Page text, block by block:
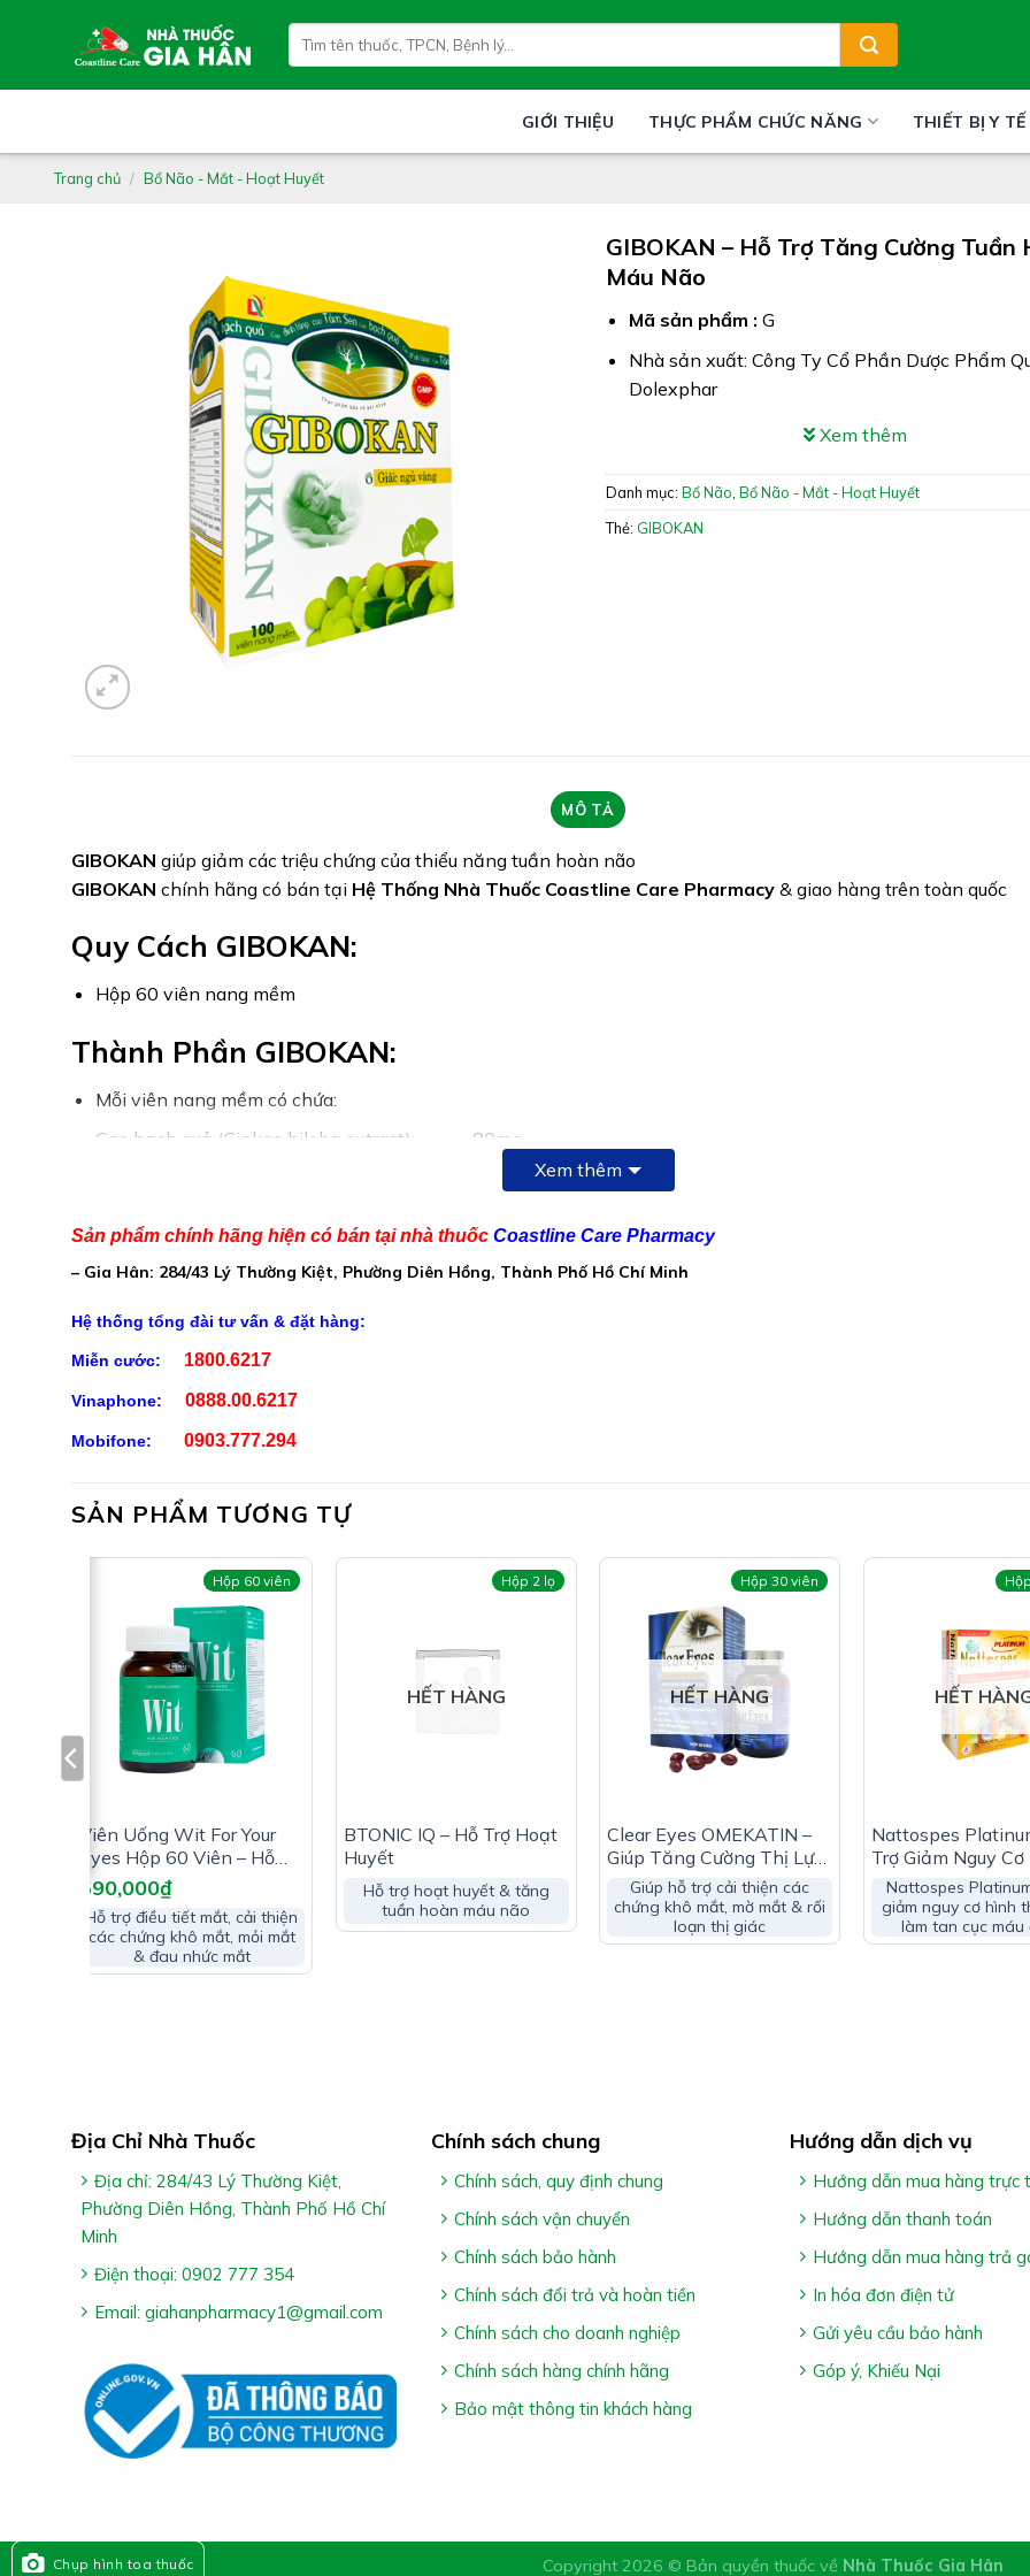
kiếm:
GIỚI THIỆU THỰC PHẨM CHỨC NĂNG THIẾT BỊ Y TẾ
Trang chủ / Bổ Não - Mắt - Hoạt Huyết
GIBOKAN – Hỗ Trợ Tăng Cường Tuần
Máu Não
Mã sản phẩm : G
Nhà sản xuất: Công Ty Cổ Phần Dược Phẩm
Dolexphar
Công dụng: GIBOKAN giúp giảm các triệu
Xuất xứ: Việt Nam
Giấy phép: 6737/2021/ĐKSP
Xem thêm
Danh mục: Bổ Não Bổ Não - Mắt - Hoạt Huyết
Thẻ: GIBOKAN
MÔ TẢ
GIBOKAN giúp giảm các triệu chứng của thiểu năng tuần hoàn não
GIBOKAN chính hãng có bán tại Hệ Thống Nhà Thuốc Coastline Care Pharmacy & giao hàng trên toàn quốc
Quy Cách GIBOKAN:
Hộp 60 viên nang mềm
Thành Phần GIBOKAN:
Mỗi viên nang mềm có chứa:
Cao bạch quả (Ginkgo biloba extract):…………..80mg
Cao tâm sen:………………………………………………10mg
Cao lạc tiên:………………………………………………..10mg
nước tinh khiết vừa đủ 1 viên
Công Dụng GIBOKAN:
Hỗ trợ hoạt huyết & tăng cường tuần hoàn máu não
Giúp giảm các triệu chứng của thiểu năng tuần hoàn não
Hỗ trợ giảm nguy cơ di chứng sau tai biến mạch máu não do tắc mạch
Người có các biểu hiện: Mệt mỏi, đau đầu, mất ngủ, hoa mắt, chóng mặt, suy nhược thần kinh, hội chứng tiền
Xem thêm
Sản phẩm chính hãng hiện có bán tại nhà thuốc Coastline Care Pharmacy
– Gia Hân: 284/43 Lý Thường Kiệt, Phường Diên Hồng, Thành Phố Hồ Chí Minh
Hệ thống tổng đài tư vấn & đặt hàng:
Miễn cước: 1800.6217
Vinaphone: 0888.00.6217
Mobifone: 0903.777.294
SẢN PHẨM TƯƠNG TỰ
Hộp 60 viên
Viên Uống Wit For Your
Eyes Hộp 60 Viên – Hỗ
Trợ Tăng Cường Thị Lực
590,000₫
Hỗ trợ điều tiết mắt, cải thiện
các chứng khô mắt, mỏi mắt
& đau nhức mắt
Hộp 2 lọ
HẾT HÀNG
BTONIC IQ – Hỗ Trợ Hoạt
Huyết
Hỗ trợ hoạt huyết & tăng
tuần hoàn máu não
Hộp 30 viên
HẾT HÀNG
Clear Eyes OMEKATIN –
Giúp Tăng Cường Thị Lực
Cho Người Cận Thị
Giúp hỗ trợ cải thiện các
chứng khô mắt, mờ mắt & rối
loạn thị giác
HẾT
Nattospes
Trợ Giảm Nguy
Thành Và Làm
Máu Đông
Nattospes
giảm nguy cơ hình
làm tan cục máu
Địa Chỉ Nhà Thuốc
Địa chỉ: 284/43 Lý Thường Kiệt,
Phường Diên Hồng, Thành Phố Hồ Chí
Minh
Điện thoại: 0902 777 354
Email: giahanpharmacy1@gmail.com
Chính sách chung
Chính sách, quy định chung
Chính sách vận chuyển
Chính sách bảo hành
Chính sách đổi trả và hoàn tiền
Chính sách cho doanh nghiệp
Chính sách hàng chính hãng
Bảo mật thông tin khách hàng
Hướng dẫn dịch vụ
Hướng dẫn mua hàng trực
Hướng dẫn thanh toán
Hướng dẫn mua hàng trả
In hóa đơn điện tử
Gửi yêu cầu bảo hành
Góp ý, Khiếu Nại
Copyright 2026 © Bản quyền thuốc về Nhà Thuốc Gia Hân
Chụp hình toa thuốc